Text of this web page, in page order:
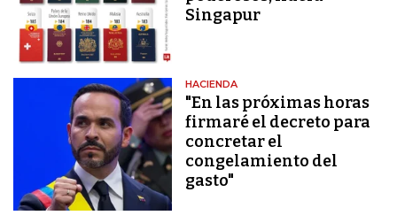
Singapur
HACIENDA
"En las próximas horas
firmaré el decreto para
concretar el
congelamiento del
gasto"